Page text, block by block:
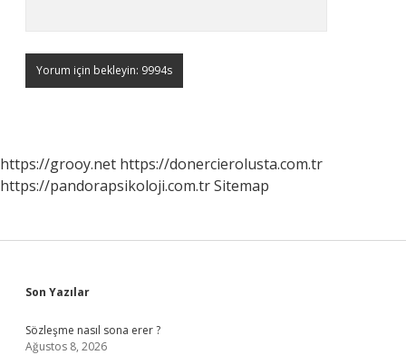
https://grooy.net https://donercierolusta.com.tr
https://pandorapsikoloji.com.trSitemap
Sidebar
Son Yazılar
Sözleşme nasıl sona erer ?
Ağustos 8, 2026